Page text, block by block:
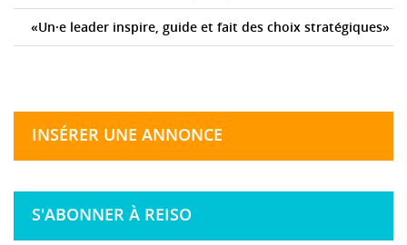
«Un·e leader inspire, guide et fait des choix stratégiques»
INSÉRER UNE ANNONCE
S'ABONNER À REISO